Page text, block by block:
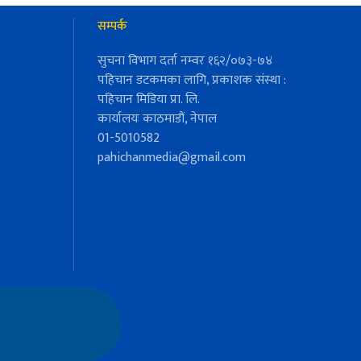
सम्पर्क
सुचना विभाग दर्ता नम्वर १६२/०७३-७४
पहिचान डटकमका लागि, प्रकाशक संस्था :
पहिचान मिडिया प्रा. लि.
कार्यालयः काठमाडौं, नेपाल
01-5010582
pahichanmedia@gmail.com